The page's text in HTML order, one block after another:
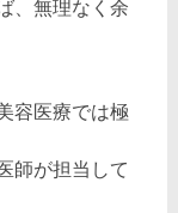
、無理なく余
容医療では極
師が担当して